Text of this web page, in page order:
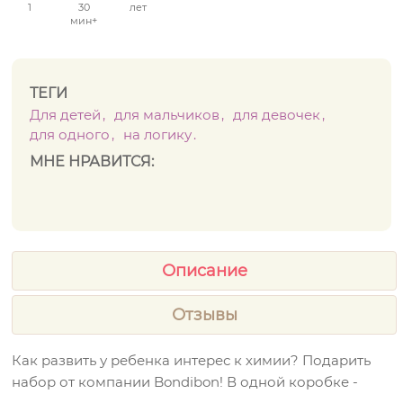
1
30
мин+
лет
ТЕГИ
Для детей
для мальчиков
для девочек
для одного
на логику
МНЕ НРАВИТСЯ:
Описание
Отзывы
Как развить у ребенка интерес к химии? Подарить
набор от компании Bondibon! В одной коробке -